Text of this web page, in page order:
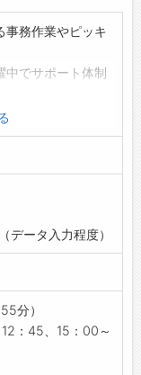
事務作業やピッキ
中でサポート体制
手配事務作業補助
業補助
多数活躍している
がしっかり教え
す
データ入力程度）
分）
：45、15：00～